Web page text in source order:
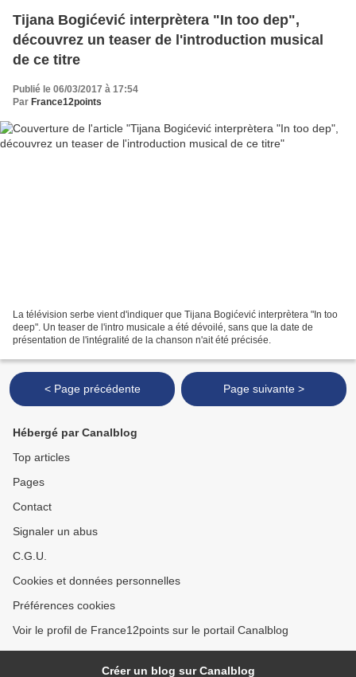
Tijana Bogićević interprètera "In too dep",
découvrez un teaser de l'introduction musical
de ce titre
Publié le 06/03/2017 à 17:54
Par France12points
La télévision serbe vient d'indiquer que Tijana Bogićević interprètera "In too
deep". Un teaser de l'intro musicale a été dévoilé, sans que la date de
présentation de l'intégralité de la chanson n'ait été précisée.
< Page précédente Page suivante >
Hébergé par Canalblog
Top articles
Pages
Contact
Signaler un abus
C.G.U.
Cookies et données personnelles
Préférences cookies
Voir le profil de France12points sur le portail Canalblog
Créer un blog sur Canalblog